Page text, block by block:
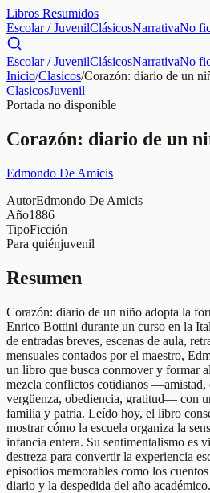
Libros Resumidos
Escolar / JuvenilClásicosNarrativaNo
Escolar / JuvenilClásicosNarrativaNo
Inicio/Clasicos/Corazón: diario de un
ClasicosJuvenil
Portada no disponible
Corazón: diario de un
Edmondo De Amicis
AutorEdmondo De Amicis
Año1886
TipoFicción
Para quiénjuvenil
Resumen
Corazón: diario de un niño adopta la
Enrico Bottini durante un curso en la
de entradas breves, escenas de aula,
mensuales contados por el maestro,
un libro que busca conmover y formar
mezcla conflictos cotidianos
vergüenza, obediencia, gratitud— con
familia y patria. Leído hoy, el libro
mostrar cómo la escuela organiza la
infancia entera. Su sentimentalismo es
destreza para convertir la experiencia
episodios memorables como los
diario y la despedida del año académico.